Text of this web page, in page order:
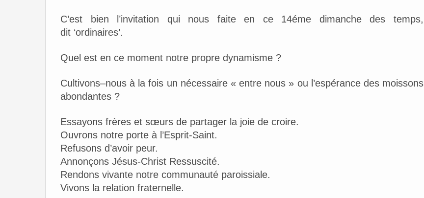
C’est bien l’invitation qui nous faite en ce 14éme dimanche des temps,
dit ‘ordinaires’.
Quel est en ce moment notre propre dynamisme ?
Cultivons–nous à la fois un nécessaire « entre nous » ou l’espérance des moissons
abondantes ?
Essayons frères et sœurs de partager la joie de croire.
Ouvrons notre porte à l’Esprit-Saint.
Refusons d’avoir peur.
Annonçons Jésus-Christ Ressuscité.
Rendons vivante notre communauté paroissiale.
Vivons la relation fraternelle.